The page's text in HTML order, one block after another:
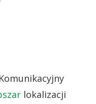
lokalizacji